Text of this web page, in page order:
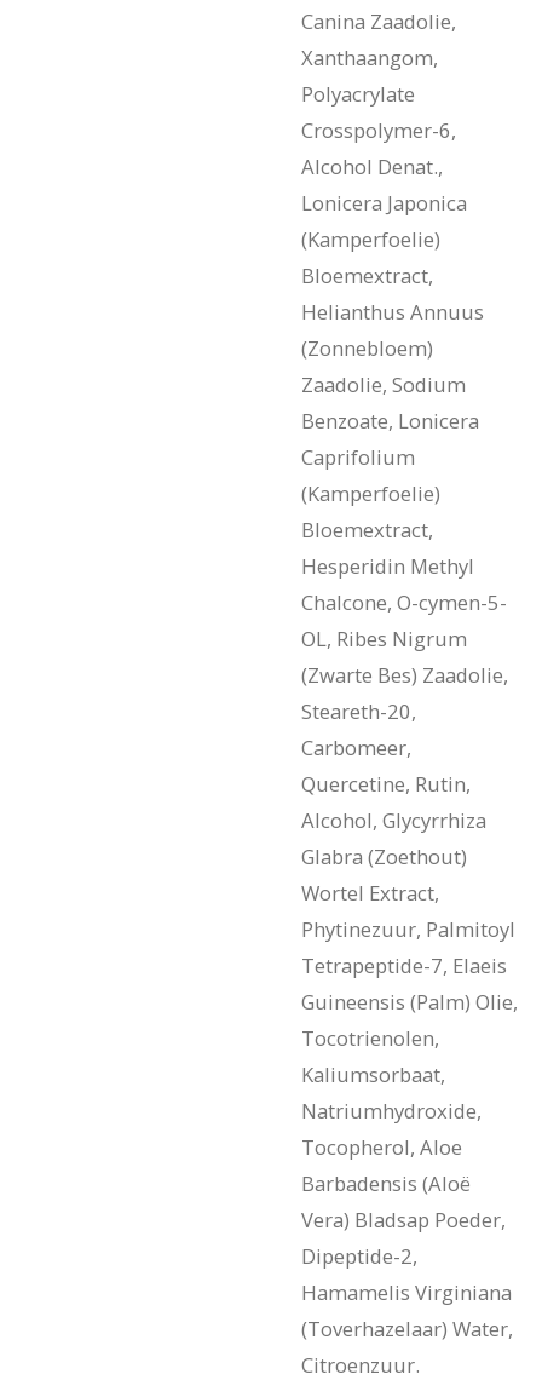
Canina Zaadolie,
Xanthaangom,
Polyacrylate
Crosspolymer-6,
Alcohol Denat.,
Lonicera Japonica
(Kamperfoelie)
Bloemextract,
Helianthus Annuus
(Zonnebloem)
Zaadolie, Sodium
Benzoate, Lonicera
Caprifolium
(Kamperfoelie)
Bloemextract,
Hesperidin Methyl
Chalcone, O-cymen-5-
OL, Ribes Nigrum
(Zwarte Bes) Zaadolie,
Steareth-20,
Carbomeer,
Quercetine, Rutin,
Alcohol, Glycyrrhiza
Glabra (Zoethout)
Wortel Extract,
Phytinezuur, Palmitoyl
Tetrapeptide-7, Elaeis
Guineensis (Palm) Olie,
Tocotrienolen,
Kaliumsorbaat,
Natriumhydroxide,
Tocopherol, Aloe
Barbadensis (Aloë
Vera) Bladsap Poeder,
Dipeptide-2,
Hamamelis Virginiana
(Toverhazelaar) Water,
Citroenzuur.